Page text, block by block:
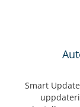
Smart